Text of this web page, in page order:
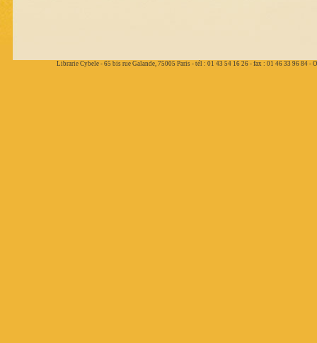
Librarie Cybele - 65 bis rue Galande, 75005 Paris - tél : 01 43 54 16 26 - fax : 01 46 33 96 84